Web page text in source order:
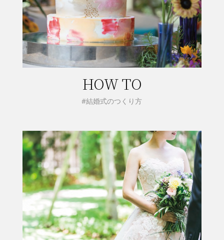
HOW TO
#結婚式のつくり方